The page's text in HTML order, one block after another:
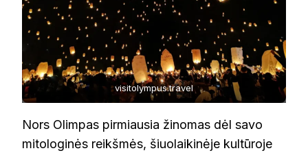
visitolympus.travel
Nors Olimpas pirmiausia žinomas dėl savo
mitologinės reikšmės, šiuolaikinėje kultūroje